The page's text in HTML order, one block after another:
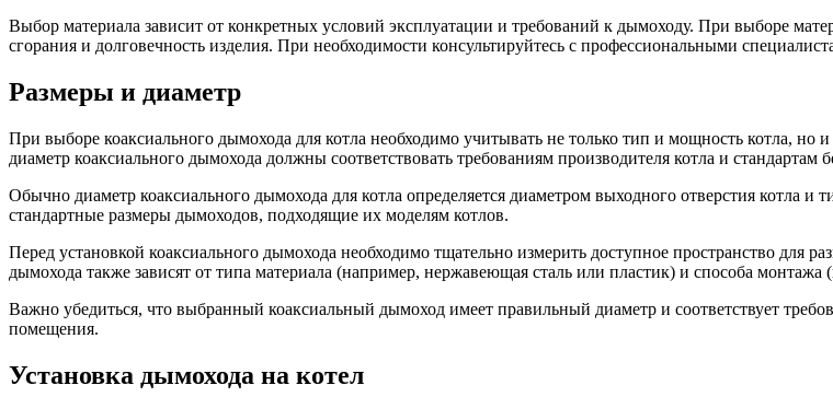
Выбор материала зависит от конкретных условий эксплуатации и требований к дымоходу. При выборе
сгорания и долговечность изделия. При необходимости консультируйтесь с профессиональными
Размеры и диаметр
При выборе коаксиального дымохода для котла необходимо учитывать не только тип и мощность котла,
диаметр коаксиального дымохода должны соответствовать требованиям производителя котла и стандартам
Обычно диаметр коаксиального дымохода для котла определяется диаметром выходного отверстия котла
стандартные размеры дымоходов, подходящие их моделям котлов.
Перед установкой коаксиального дымохода необходимо тщательно измерить доступное пространство для
дымохода также зависят от типа материала (например, нержавеющая сталь или пластик) и способа
Важно убедиться, что выбранный коаксиальный дымоход имеет правильный диаметр и соответствует
помещения.
Установка дымохода на котел